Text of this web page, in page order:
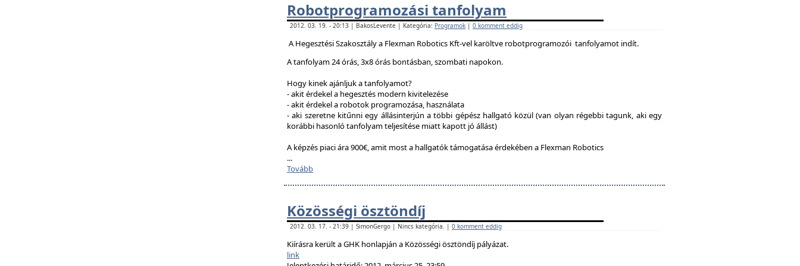
Robotprogramozási tanfolyam
2012. 03. 19. - 20:13 | BakosLevente | Kategória: Programok | 0 komment eddig
A Hegesztési Szakosztály a Flexman Robotics Kft-vel karöltve robotprogramozói tanfolyamot indít.
A tanfolyam 24 órás, 3x8 órás bontásban, szombati napokon.
Hogy kinek ajánljuk a tanfolyamot?
- akit érdekel a hegesztés modern kivitelezése
- akit érdekel a robotok programozása, használata
- aki szeretne kitűnni egy állásinterjún a többi gépész hallgató közül (van olyan régebbi tagunk, aki egy
korábbi hasonló tanfolyam teljesítése miatt kapott jó állást)
A képzés piaci ára 900€, amit most a hallgatók támogatása érdekében a Flexman Robotics
...
Tovább
Közösségi ösztöndíj
2012. 03. 17. - 21:39 | SimonGergo | Nincs kategória. | 0 komment eddig
Kiírásra került a GHK honlapján a Közösségi ösztöndíj pályázat.
link